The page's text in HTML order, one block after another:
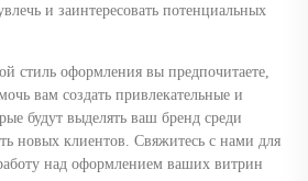
и заинтересовать потенциальных
стиль оформления вы предпочитаете,
вам создать привлекательные и
будут выделять ваш бренд среди
новых клиентов. Свяжитесь с нами для
над оформлением ваших витрин